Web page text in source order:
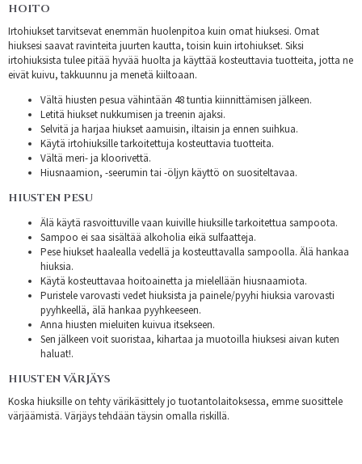
HOITO
Irtohiukset tarvitsevat enemmän huolenpitoa kuin omat hiuksesi. Omat
hiuksesi saavat ravinteita juurten kautta, toisin kuin irtohiukset. Siksi
irtohiuksista tulee pitää hyvää huolta ja käyttää kosteuttavia tuotteita, jotta ne
eivät kuivu, takkuunnu ja menetä kiiltoaan.
Vältä hiusten pesua vähintään 48 tuntia kiinnittämisen jälkeen.
Letitä hiukset nukkumisen ja treenin ajaksi.
Selvitä ja harjaa hiukset aamuisin, iltaisin ja ennen suihkua.
Käytä irtohiuksille tarkoitettuja kosteuttavia tuotteita.
Vältä meri- ja kloorivettä.
Hiusnaamion, -seerumin tai -öljyn käyttö on suositeltavaa.
HIUSTEN PESU
Älä käytä rasvoittuville vaan kuiville hiuksille tarkoitettua sampoota.
Sampoo ei saa sisältää alkoholia eikä sulfaatteja.
Pese hiukset haalealla vedellä ja kosteuttavalla sampoolla. Älä hankaa
hiuksia.
Käytä kosteuttavaa hoitoainetta ja mielellään hiusnaamiota.
Puristele varovasti vedet hiuksista ja painele/pyyhi hiuksia varovasti
pyyhkeellä, älä hankaa pyyhkeeseen.
Anna hiusten mieluiten kuivua itsekseen.
Sen jälkeen voit suoristaa, kihartaa ja muotoilla hiuksesi aivan kuten
haluat!.
HIUSTEN VÄRJÄYS
Koska hiuksille on tehty värikäsittely jo tuotantolaitoksessa, emme suosittele
värjäämistä. Värjäys tehdään täysin omalla riskillä.